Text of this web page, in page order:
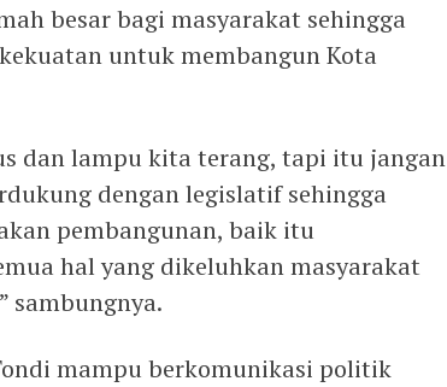
besar bagi masyarakat sehingga
untuk membangun Kota
dan lampu kita terang, tapi itu jangan
dengan legislatif sehingga
pembangunan, baik itu
hal yang dikeluhkan masyarakat
sambungnya.
mampu berkomunikasi politik